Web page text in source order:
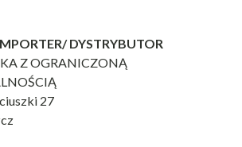
DYSTRYBUTOR
Z OGRANICZONĄ
27